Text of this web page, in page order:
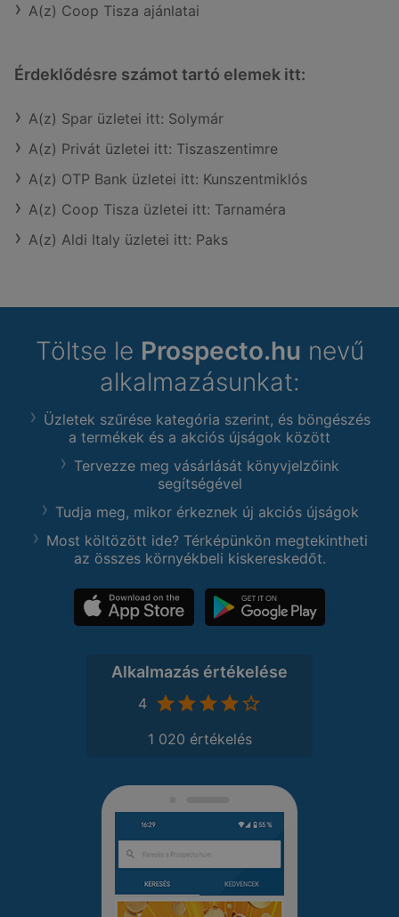
A(z) Coop Tisza ajánlatai
Érdeklődésre számot tartó elemek itt:
A(z) Spar üzletei itt: Solymár
A(z) Privát üzletei itt: Tiszaszentimre
A(z) OTP Bank üzletei itt: Kunszentmiklós
A(z) Coop Tisza üzletei itt: Tarnaméra
A(z) Aldi Italy üzletei itt: Paks
Töltse le Prospecto.hu nevű
alkalmazásunkat:
Üzletek szűrése kategória szerint, és böngészés
a termékek és a akciós újságok között
Tervezze meg vásárlását könyvjelzőink
segítségével
Tudja meg, mikor érkeznek új akciós újságok
Most költözött ide? Térképünkön megtekintheti
az összes környékbeli kiskereskedőt.
Alkalmazás értékelése
4
1 020 értékelés